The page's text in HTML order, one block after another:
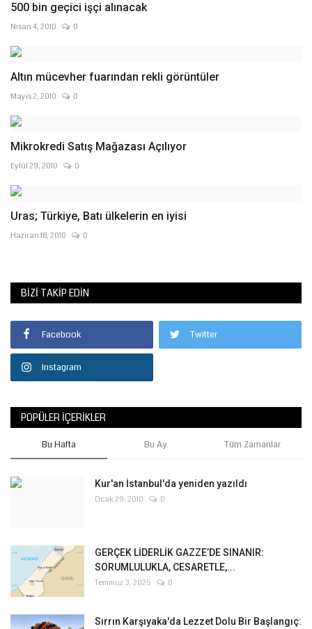
500 bin geçici işçi alınacak
Nisan 4, 2010 0
Altın mücevher fuarından rekli görüntüler
Mayıs 2, 2010 0
Mikrokredi Satış Mağazası Açılıyor
Eylül 29, 2010 0
Uras; Türkiye, Batı ülkelerin en iyisi
Haziran 18, 2010 0
BIZI TAKIP EDIN
Facebook Twitter
Instagram
POPÜLER İÇERIKLER
Bu Hafta Bu Ay Tüm Zamanlar
Kur'an İstanbul'da yeniden yazıldı
Ocak 29, 2010 0
GERÇEK LİDERLİK GAZZE’DE SINANIR:
SORUMLULUKLA, CESARETLE,...
Temmuz 3, 2025 0
Sırrın Karşıyaka'da Lezzet Dolu Bir Başlangıç: